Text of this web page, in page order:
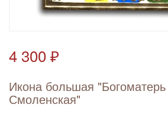
4 300 ₽
Икона большая
Смоленская"